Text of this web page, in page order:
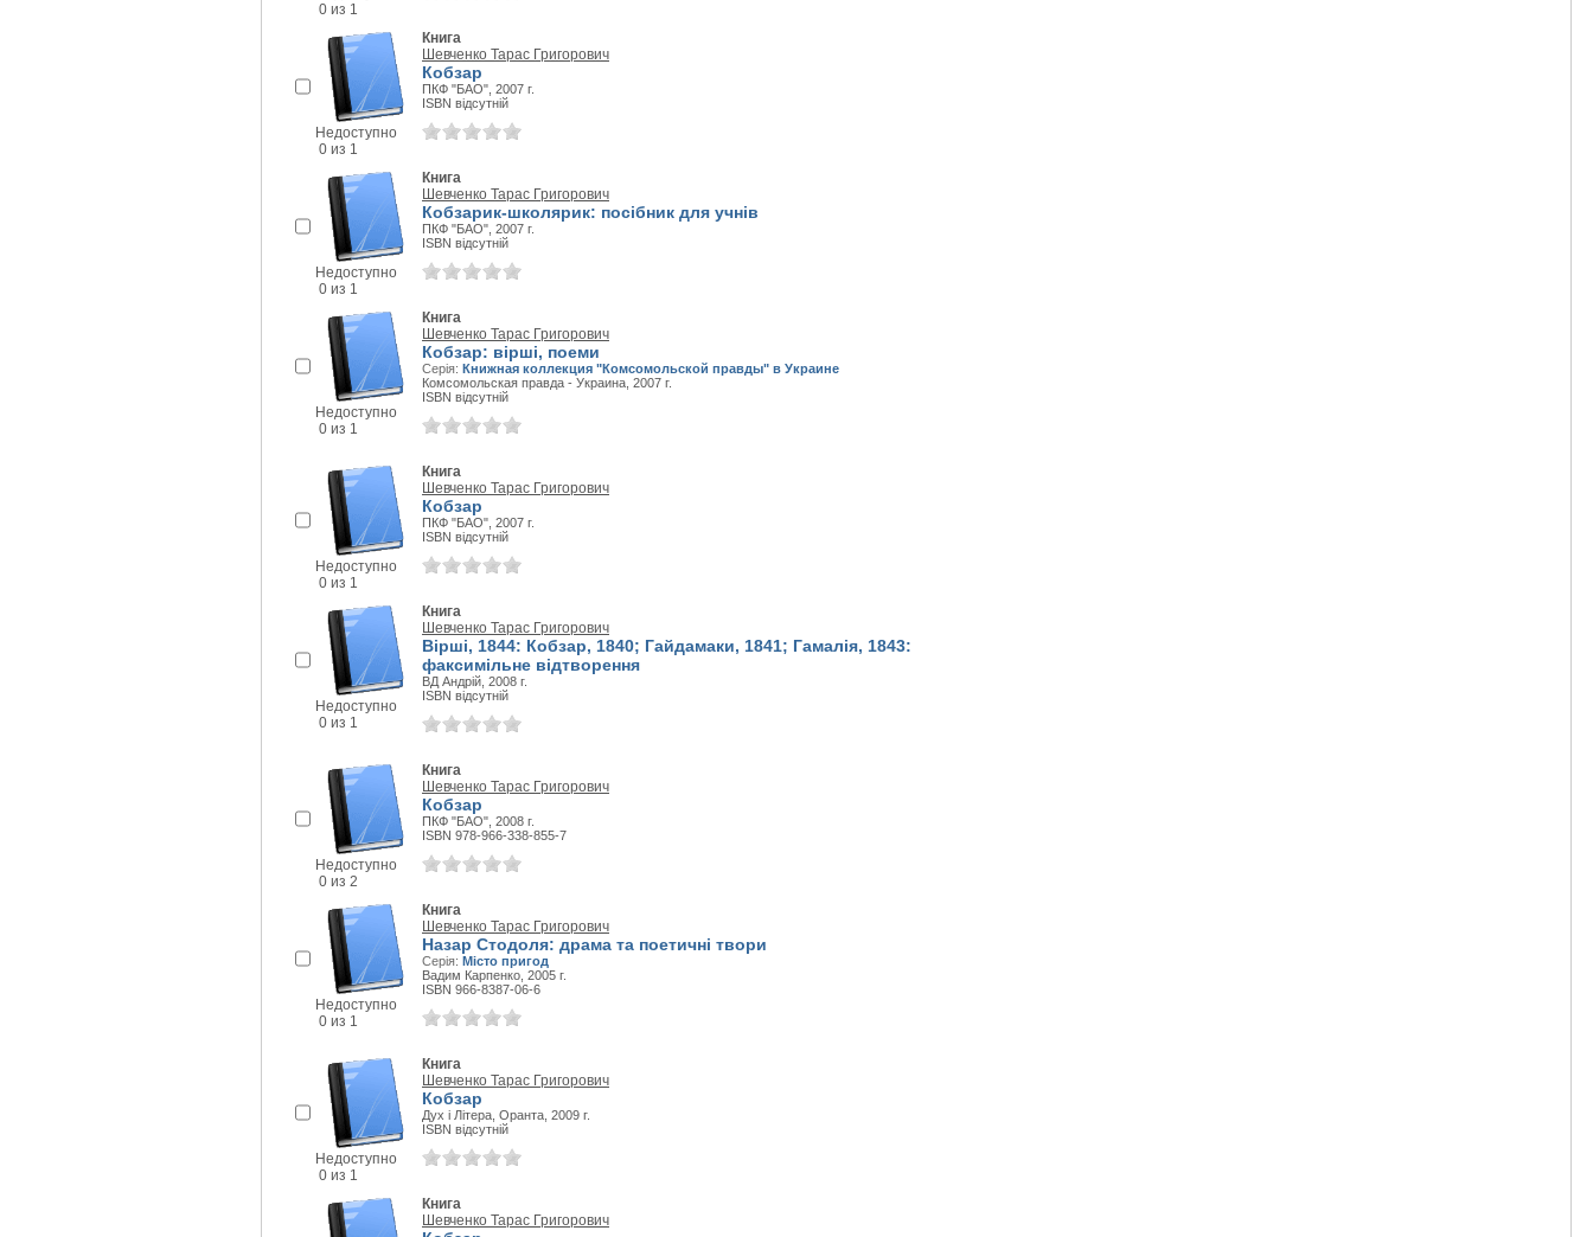
0 из 1
Недоступно
0 из 1
Книга
Шевченко Тарас Григорович
Кобзар
ПКФ "БАО", 2007 г.
ISBN відсутній
Недоступно
0 из 1
Книга
Шевченко Тарас Григорович
Кобзарик-школярик: посібник для учнів
ПКФ "БАО", 2007 г.
ISBN відсутній
Недоступно
0 из 1
Книга
Шевченко Тарас Григорович
Кобзар: вірші, поеми
Серія: Книжная коллекция "Комсомольской правды" в Украине
Комсомольская правда - Украина, 2007 г.
ISBN відсутній
Недоступно
0 из 1
Книга
Шевченко Тарас Григорович
Кобзар
ПКФ "БАО", 2007 г.
ISBN відсутній
Недоступно
0 из 1
Книга
Шевченко Тарас Григорович
Вірші, 1844: Кобзар, 1840; Гайдамаки, 1841; Гамалія, 1843:
факсимільне відтворення
ВД Андрій, 2008 г.
ISBN відсутній
Недоступно
0 из 2
Книга
Шевченко Тарас Григорович
Кобзар
ПКФ "БАО", 2008 г.
ISBN 978-966-338-855-7
Недоступно
0 из 1
Книга
Шевченко Тарас Григорович
Назар Стодоля: драма та поетичні твори
Серія: Місто пригод
Вадим Карпенко, 2005 г.
ISBN 966-8387-06-6
Недоступно
0 из 1
Книга
Шевченко Тарас Григорович
Кобзар
Дух і Літера, Оранта, 2009 г.
ISBN відсутній
Книга
Шевченко Тарас Григорович